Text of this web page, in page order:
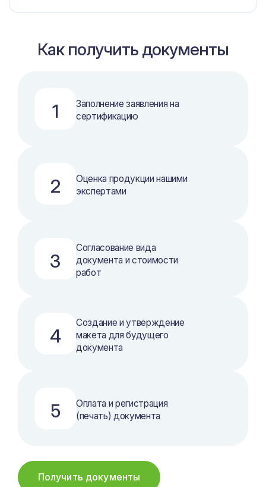
Как получить документы
1
Заполнение заявления на
сертификацию
2
Оценка продукции нашими
экспертами
3
Согласование вида
документа и стоимости
работ
4
Создание и утверждение
макета для будущего
документа
5
Оплата и регистрация
(печать) документа
Получить документы